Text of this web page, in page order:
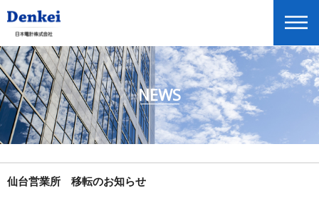
ニュースリリース
企業情報
投資家情報
NEWS
仙台営業所 移転のお知らせ